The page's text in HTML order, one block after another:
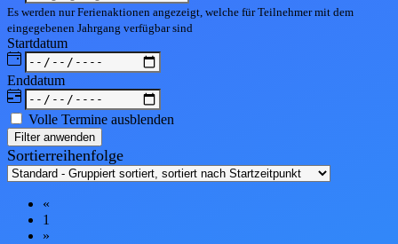
Es werden nur Ferienaktionen angezeigt, welche für Teilnehmer mit dem
eingegebenen Jahrgang verfügbar sind
Startdatum
Enddatum
Volle Termine ausblenden
Filter anwenden
Sortierreihenfolge
«
1
»